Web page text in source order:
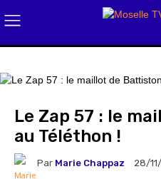
Le Zap 57 : le
au Téléthon !
Par Marie Chappaz 28/